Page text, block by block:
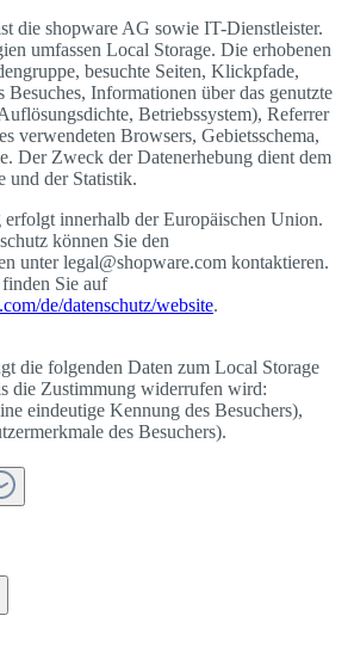
die shopware AG sowie IT-Dienstleister.
umfassen Local Storage. Die erhobenen
besuchte Seiten, Klickpfade,
Informationen über das genutzte
Betriebssystem), Referrer
verwendeten Browsers, Gebietsschema,
Der Zweck der Datenerhebung dient dem
und der Statistik.
innerhalb der Europäischen Union.
können Sie den
unter legal@shopware.com kontaktieren.
Sie auf
de/datenschutz/website.
die folgenden Daten zum Local Storage
die Zustimmung widerrufen wird:
eindeutige Kennung des Besuchers),
des Besuchers).